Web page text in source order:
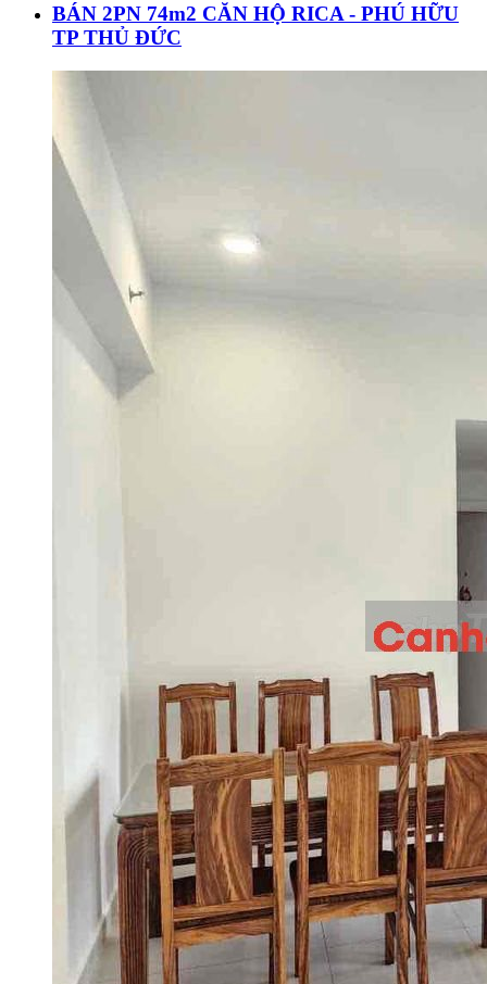
BÁN 2PN 74m2 CĂN HỘ RICA - PHÚ HỮU
TP THỦ ĐỨC